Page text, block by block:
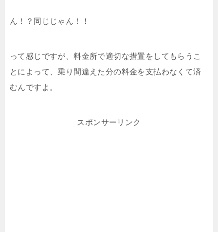
ん！？同じじゃん！！
って感じですが、料金所で適切な措置をしてもらうこ
とによって、乗り間違えた分の料金を支払わなくて済
むんですよ。
スポンサーリンク